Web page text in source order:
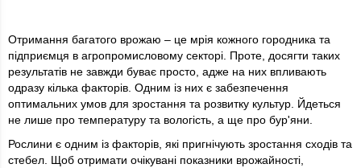
Отримання багатого врожаю – це мрія кожного городника та
підприємця в агропромисловому секторі. Проте, досягти таких
результатів не завжди буває просто, адже на них впливають
одразу кілька факторів. Одним із них є забезпечення
оптимальних умов для зростання та розвитку культур. Йдеться
не лише про температуру та вологість, а ще про бур'яни.
Рослини є одним із факторів, які пригнічують зростання сходів та
стебел. Щоб отримати очікувані показники врожайності,